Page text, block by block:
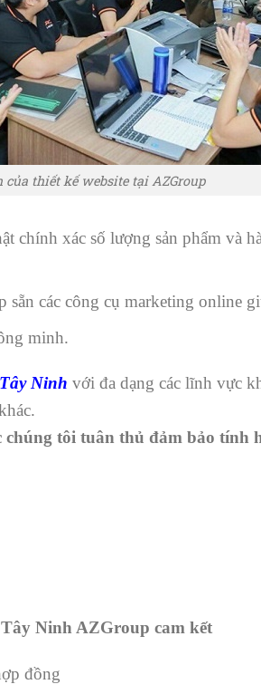
thiết kế website tại AZGroup
chính xác số lượng sản phẩm và
các công cụ marketing online
minh.
Ninh với đa dạng các lĩnh vực
tôi tuân thủ đảm bảo tính
Ninh AZGroup cam kết
đồng